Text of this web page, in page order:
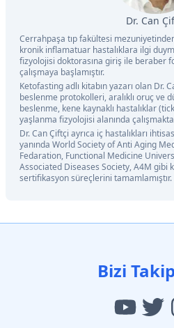
Dr. Can
Cerrahpaşa tıp fakültesi
kronik inflamatuar hastalıklara ilgi
fizyolojisi doktorasına giriş ile beraber
çalışmaya başlamıştır.
Ketofasting adlı kitabın yazarı olan Dr.
beslenme protokolleri, aralıklı oruç ve
beslenme, kene kaynaklı hastalıklar
yaşlanma fizyolojisi alanında
Dr. Can Çiftçi ayrıca iç hastalıkları
yanında World Society of Anti Aging
Fedaration, Functional Medicine
Associated Diseases Society, A4M gibi
sertifikasyon süreçlerini tamamlamıştır.
Bizi